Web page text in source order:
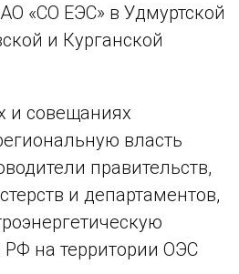
«СО ЕЭС» в Удмуртской
и Курганской
и совещаниях
власть
правительств,
и департаментов,
РФ на территории ОЭС